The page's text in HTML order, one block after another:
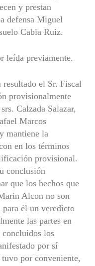
y prestan
defensa Miguel
Cabia Ruiz.
leída previamente.
resultado el Sr. Fiscal
provisionalmente
Calzada Salazar,
Marcos
mantiene la
en los términos
provisional.
conclusión
que los hechos que
Alcon no son
él un veredicto
las partes en
concluidos los
por sí
por conveniente,